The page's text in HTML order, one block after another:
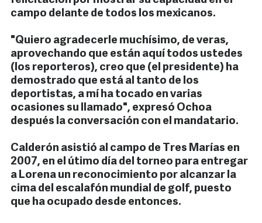
campo delante de todos los mexicanos.
"Quiero agradecerle muchísimo, de veras,
aprovechando que están aquí todos ustedes
(los reporteros), creo que (el presidente) ha
demostrado que está al tanto de los
deportistas, a mí ha tocado en varias
ocasiones su llamado", expresó Ochoa
después la conversación con el mandatario.
Calderón asistió al campo de Tres Marías en
2007, en el útimo día del torneo para entregar
a Lorena un reconocimiento por alcanzar la
cima del escalafón mundial de golf, puesto
que ha ocupado desde entonces.